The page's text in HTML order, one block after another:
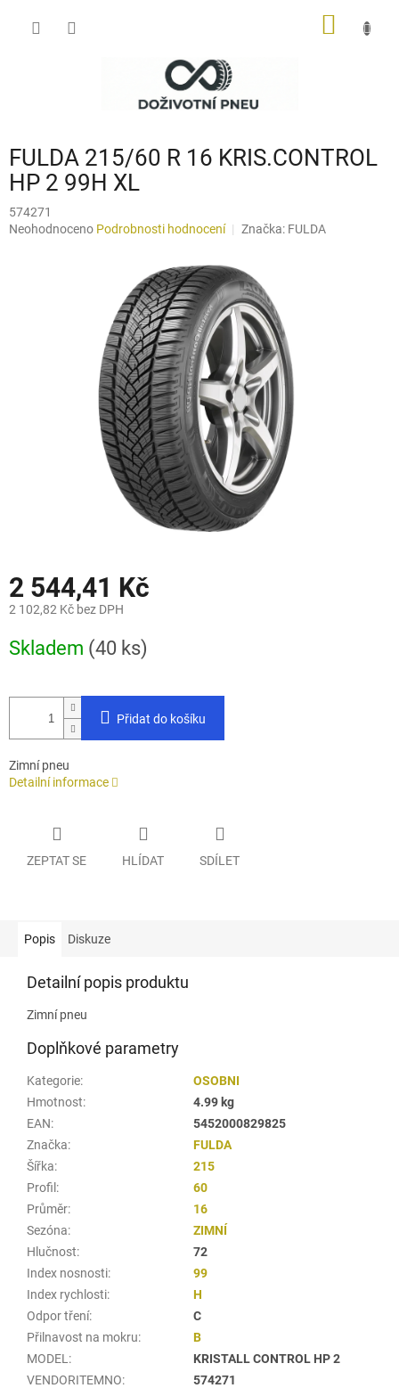
FULDA 215/60 R 16 KRIS.CONTROL
HP 2 99H XL
574271
Průměrné
Neohodnoceno Podrobnosti hodnocení Značka: FULDA
2 544,41 Kč
2 102,82 Kč bez DPH
cena:
Skladem (40 ks)
Přidat do košíku
Zimní pneu
Detailní informace
ZEPTAT SE HLÍDAT SDÍLET
Popis Diskuze
Detailní popis produktu
Zimní pneu
Doplňkové parametry
Kategorie:
OSOBNI
Hmotnost:
4.99 kg
EAN:
5452000829825
Značka:
FULDA
Šířka:
215
Profil :
60
Průměr:
16
Sezóna:
ZIMNÍ
Hlučnost:
72
Index nosnosti:
99
Index rychlosti:
H
Odpor tření:
C
Přilnavost na mokru:
B
MODEL :
KRISTALL CONTROL HP 2
VENDORITEMNO:
574271